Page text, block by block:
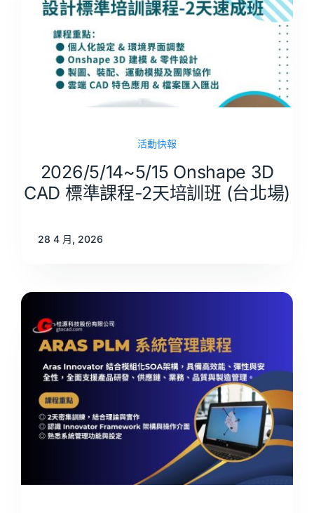
活動快報
2026/5/14~5/15 Onshape 3D
CAD 標準課程-2天培訓班 (台北場)
28 4 月, 2026